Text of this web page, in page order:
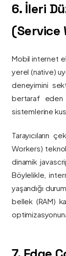
6. İleri
(Service
Mobil internet
yerel (native)
deneyimini
bertaraf eden
sistemlerine
Tarayıcıların
Workers)
dinamik
Böylelikle,
yaşandığı
bellek (RAM)